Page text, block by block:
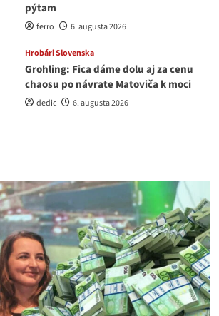
pýtam
ferro 6. augusta 2026
Hrobári Slovenska
Grohling: Fica dáme dolu aj za cenu
chaosu po návrate Matoviča k moci
dedic 6. augusta 2026